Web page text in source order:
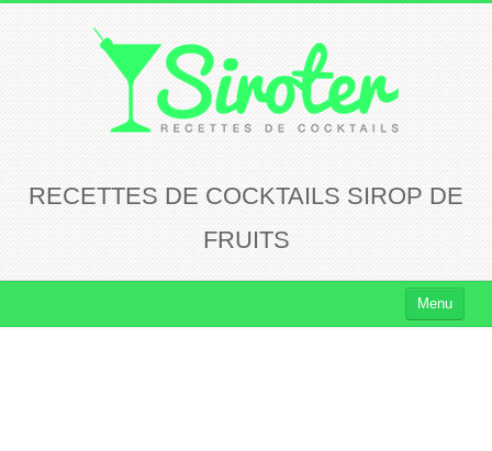
RECETTES DE COCKTAILS SIROP DE
FRUITS
Menu